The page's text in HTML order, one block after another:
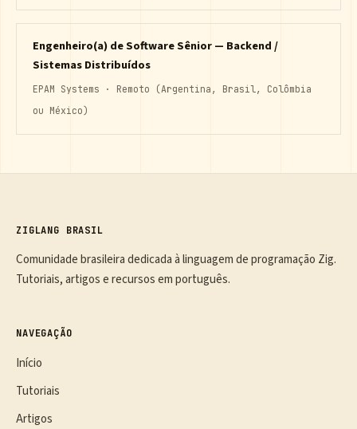
Engenheiro(a) de Software Sênior — Backend /
Sistemas Distribuídos
EPAM Systems · Remoto (Argentina, Brasil, Colômbia
ou México)
ZIGLANG BRASIL
Comunidade brasileira dedicada à linguagem de programação Zig.
Tutoriais, artigos e recursos em português.
NAVEGAÇÃO
Início
Tutoriais
Artigos